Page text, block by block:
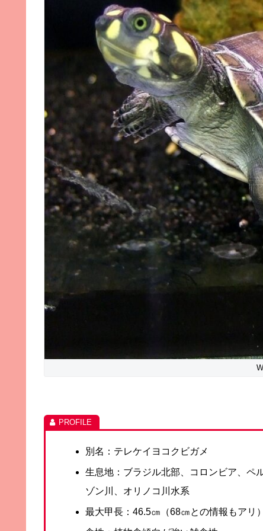
別名：テレケイヨコクビガメ
生息地：ブラジル北部、コロンビア、ペ
ゾン川、オリノコ川水系
最大甲長：46.5㎝（68㎝との情報もアリ）